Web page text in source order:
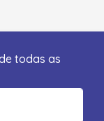
todas as